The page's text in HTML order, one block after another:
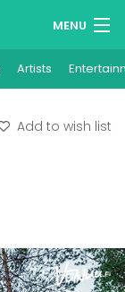
MENU
Artists
Add to wish list